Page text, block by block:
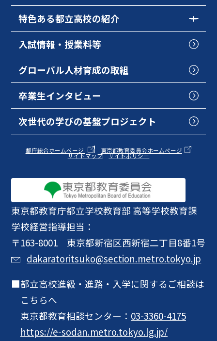
東京都教育庁都立学校教育部 高等学校教育課
学校経営指導担当：
〒163-8001 東京都新宿区西新宿二丁目8番1号
dakaratoritsuko@section.metro.tokyo.jp
都立高校進級・進路・入学に関するご相談は
こちらへ
東京都教育相談センター： 03-3360-4175
https://e-sodan.metro.tokyo.lg.jp/
特色ある都立高校の紹介
入試情報・授業料等
グローバル人材育成の取組
卒業生インタビュー
次世代の学びの基盤プロジェクト
都庁総合ホームページ 東京都教育委員会ホームページ
サイトマップ サイトポリシー